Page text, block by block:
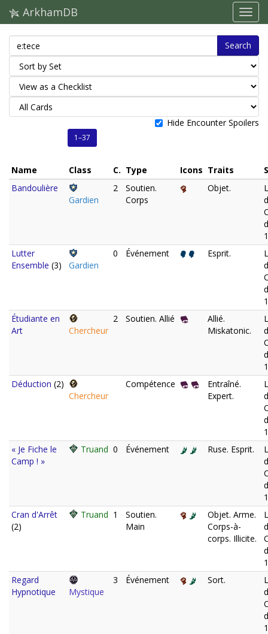
ArkhamDB
Search
Hide Encounter Spoilers
1–37
Name Class C. Type Icons Traits
Bandoulière
Gardien
2
Soutien.
Corps
Objet.
Lutter
Ensemble (3) Gardien
0 Événement Esprit.
Étudiante en
Art
Chercheur
2 Soutien. Allié
Allié.
Miskatonic.
Déduction (2)
Chercheur
Compétence
Entraîné.
Expert.
« Je Fiche le
Camp ! »
Truand 0 Événement Ruse. Esprit.
Cran d'Arrêt
(2)
Truand 1
Soutien.
Main
Objet. Arme.
Corps-à-
corps. Illicite.
Regard
Hypnotique
Mystique
3 Événement Sort.